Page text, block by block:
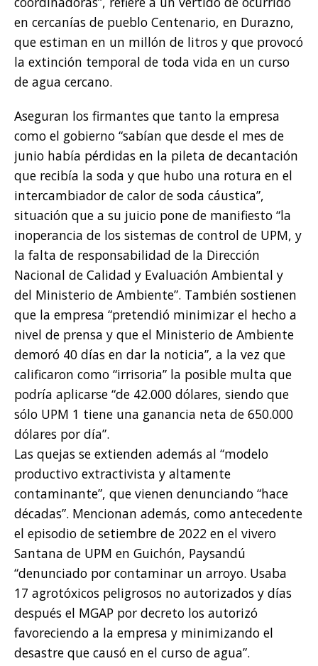
en cercanías de pueblo Centenario, en Durazno,
que estiman en un millón de litros y que provocó
la extinción temporal de toda vida en un curso
de agua cercano.
Aseguran los firmantes que tanto la empresa
como el gobierno “sabían que desde el mes de
junio había pérdidas en la pileta de decantación
que recibía la soda y que hubo una rotura en el
intercambiador de calor de soda cáustica”,
situación que a su juicio pone de manifiesto “la
inoperancia de los sistemas de control de UPM, y
la falta de responsabilidad de la Dirección
Nacional de Calidad y Evaluación Ambiental y
del Ministerio de Ambiente”. También sostienen
que la empresa “pretendió minimizar el hecho a
nivel de prensa y que el Ministerio de Ambiente
demoró 40 días en dar la noticia”, a la vez que
calificaron como “irrisoria” la posible multa que
podría aplicarse “de 42.000 dólares, siendo que
sólo UPM 1 tiene una ganancia neta de 650.000
dólares por día”.
Las quejas se extienden además al “modelo
productivo extractivista y altamente
contaminante”, que vienen denunciando “hace
décadas”. Mencionan además, como antecedente
el episodio de setiembre de 2022 en el vivero
Santana de UPM en Guichón, Paysandú
“denunciado por contaminar un arroyo. Usaba
17 agrotóxicos peligrosos no autorizados y días
después el MGAP por decreto los autorizó
favoreciendo a la empresa y minimizando el
desastre que causó en el curso de agua”.